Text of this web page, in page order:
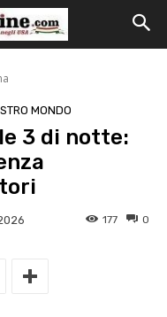
MONDO
3 di notte:
0
177